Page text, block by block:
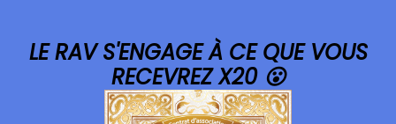
LE RAV S'ENGAGE À CE QUE VOUS
RECEVREZ X20 😮